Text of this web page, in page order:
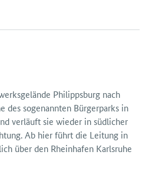
Philipps­burg nach
des sogenannten Bürger­parks in
verläuft sie wieder in südlicher
Ab hier führt die Leitung in
über den Rhein­hafen Karlsruhe